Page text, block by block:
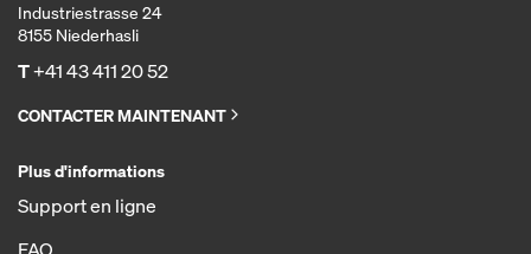
Industriestrasse 24
8155 Niederhasli
T+41 43 411 20 52
CONTACTER MAINTENANT
Plus d'informations
Support en ligne